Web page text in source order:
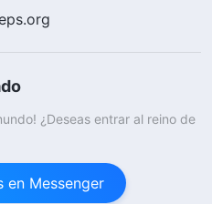
¿Deseas entrar al reino de
en Messenger